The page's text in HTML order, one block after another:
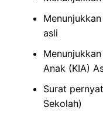
asli
Anak (KIA)
Surat
Sekolah)